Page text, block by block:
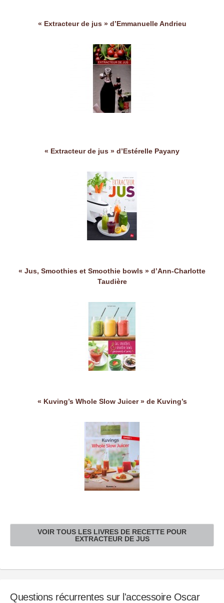
« Extracteur de jus » d’Emmanuelle Andrieu
« Extracteur de jus » d’Estérelle Payany
« Jus, Smoothies et Smoothie bowls » d’Ann-Charlotte
Taudière
« Kuving’s Whole Slow Juicer » de Kuving’s
VOIR TOUS LES LIVRES DE RECETTE POUR
EXTRACTEUR DE JUS
Questions récurrentes sur l'accessoire Oscar